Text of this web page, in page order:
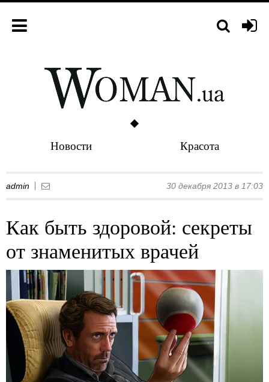
Новости Красота
admin 30 декабря 2013 в 17:03
Как быть здоровой: секреты
от знаменитых врачей